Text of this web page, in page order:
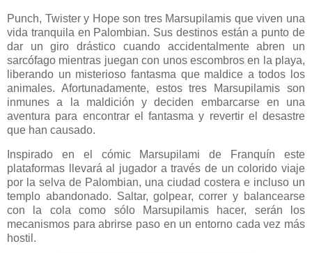
Punch, Twister y Hope son tres Marsupilamis que viven una
vida tranquila en Palombian. Sus destinos están a punto de
dar un giro drástico cuando accidentalmente abren un
sarcófago mientras juegan con unos escombros en la playa,
liberando un misterioso fantasma que maldice a todos los
animales. Afortunadamente, estos tres Marsupilamis son
inmunes a la maldición y deciden embarcarse en una
aventura para encontrar el fantasma y revertir el desastre
que han causado.
Inspirado en el cómic Marsupilami de Franquín este
plataformas llevará al jugador a través de un colorido viaje
por la selva de Palombian, una ciudad costera e incluso un
templo abandonado. Saltar, golpear, correr y balancearse
con la cola como sólo Marsupilamis hacer, serán los
mecanismos para abrirse paso en un entorno cada vez más
hostil.